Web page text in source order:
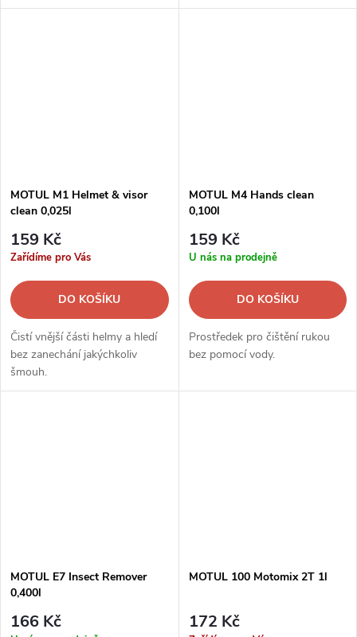
MOTUL M1 Helmet & visor
clean 0,025l
159 Kč
Zařídíme pro Vás
DO KOŠÍKU
Čistí vnější části helmy a hledí
bez zanechání jakýchkoliv
šmouh.
MOTUL M4 Hands clean
0,100l
159 Kč
U nás na prodejně
DO KOŠÍKU
Prostředek pro čištění rukou
bez pomocí vody.
MOTUL E7 Insect Remover
0,400l
166 Kč
MOTUL 100 Motomix 2T 1l
172 Kč